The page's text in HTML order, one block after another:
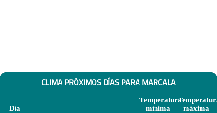
CLIMA PRÓXIMOS DÍAS PARA MARCALA
Día
Temperatura
mínima
máxima